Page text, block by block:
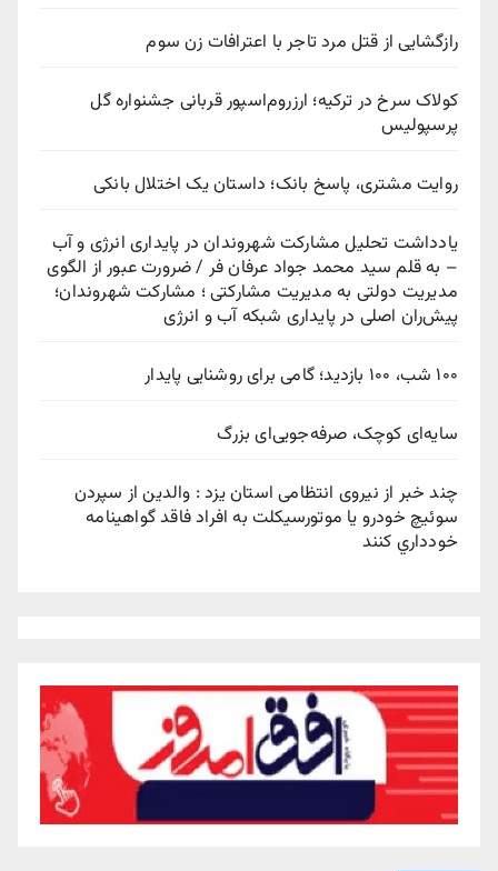
رازگشایی از قتل مرد تاجر با اعترافات زن سوم
کولاک سرخ در ترکیه؛ ارزروم‌اسپور قربانی جشنواره گل
پرسپولیس
روایت مشتری، پاسخ بانک؛ داستان یک اختلال بانکی
یادداشت تحلیل مشارکت شهروندان در پایداری انرژی و آب
– به قلم سید محمد جواد عرفان فر / ضرورت عبور از الگوی
مدیریت دولتی به مدیریت مشارکتی ؛ مشارکت شهروندان؛
پیش‌ران اصلی در پایداری شبکه آب و انرژی
۱۰۰ شب، ۱۰۰ بازدید؛ گامی برای روشنایی پایدار
سایه‌ای کوچک، صرفه‌جویی‌ای بزرگ
چند خبر از نیروی انتظامی استان یزد : والدين از سپردن
سوئيچ خودرو يا موتورسيکلت به افراد فاقد گواهينامه
خودداري کنند